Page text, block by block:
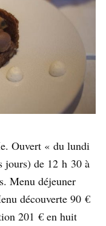
Ouvert « du lundi
jours) de 12 h 30 à
Menu déjeuner
découverte 90 €
201 € en huit